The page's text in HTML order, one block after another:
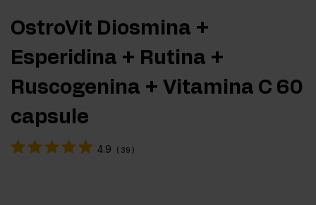
OstroVit Diosmina +
Esperidina + Rutina +
Ruscogenina + Vitamina C 60
capsule
4.9 ( 39 )